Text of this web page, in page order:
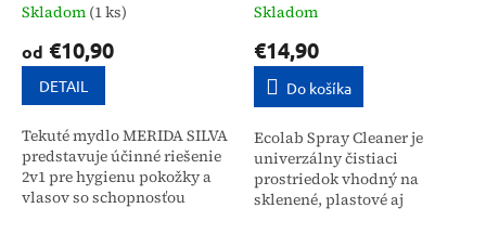
Skladom (1 ks)
od €10,90
DETAIL
Tekuté mydlo MERIDA SILVA
predstavuje účinné riešenie
2v1 pre hygienu pokožky a
vlasov so schopnosťou
Skladom
€14,90
Do košíka
Ecolab Spray Cleaner je
univerzálny čistiaci
prostriedok vhodný na
sklenené, plastové aj